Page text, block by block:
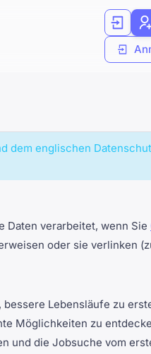
dem englischen
Daten verarbeitet, wenn Sie
oder sie verlinken
Lebensläufe zu
Möglichkeiten zu
und die Jobsuche vom